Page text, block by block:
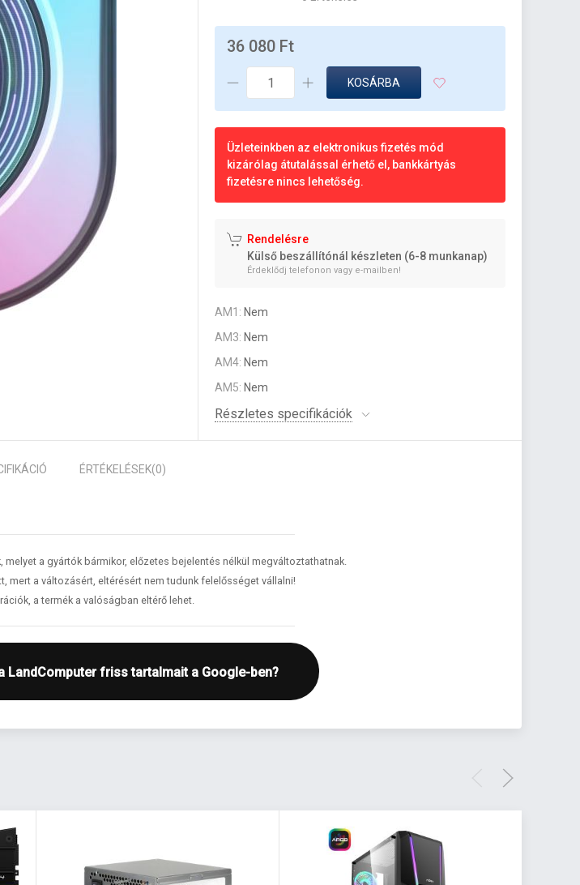
36 080 Ft
KOSÁRBA
Üzleteinkben az elektronikus fizetés mód
kizárólag átutalással érhető el, bankkártyás
fizetésre nincs lehetőség.
Rendelésre
Külső beszállítónál készleten (6-8 munkanap)
Érdeklődj telefonon vagy e-mailben!
AM1: Nem
AM3: Nem
AM4: Nem
AM5: Nem
Részletes specifikációk
ÉRTÉKELÉSEK(0)
a gyártók bármikor, előzetes bejelentés nélkül megváltoztathatnak.
mert a változásért, eltérésért nem tudunk felelősséget vállalni!
a termék a valóságban eltérő lehet.
LandComputer friss tartalmait a Google-ben?